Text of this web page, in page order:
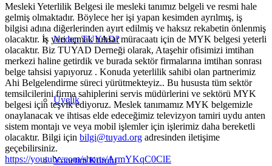
Neden TUYAD?
Üyelik
Yönetim Kurulu
Mesleki Yeterlilik Belgesi ile mesleki tanımız belgeli ve resmi hale
gelmiş olmaktadır. Böylece her işi yapan kesimden ayrılmış, iş
bilgisi adına diğerlerinden ayırt edilmiş ve haksız rekabetin önlenmiş
olacaktır. İş yeri açmak ruhsat müracaatı için de MYK belgesi yeterli
olacaktır. Biz TUYAD Derneği olarak, Ataşehir ofisimizi imtihan
merkezi haline getirdik ve burada sektör firmalarına imtihan sonrası
belge tahsisi yapıyoruz . Konuda yeterlilik sahibi olan partnerimiz
Ahi Belgelendirme süreci yürütmekteyiz.. Bu hususta tüm sektör
temsilcilerini firma sahiplerini servis müdürlerini ve sektörü MYK
belgesi için teşvik ediyoruz. Meslek tanımamız MYK belgemizle
onaylanacak ve ihtisas elde edeceğimiz televizyon tamiri uydu anten
sistem montajı ve veya mobil işlemler için işlerimiz daha bereketli
olacaktır. Bilgi için bilgi@tuyad.org adresinden iletişime
geçebilirsiniz.
https://youtube.com/shorts/ArmYKqC0ClE